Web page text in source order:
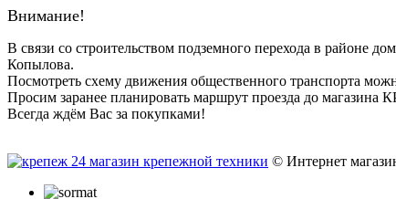
Внимание!
В связи со строительством подземного перехода в районе
Копылова.
Посмотреть схему движения общественного транспорта
Просим заранее планировать маршрут проезда до
Всегда ждём Вас за покупками!
© Интернет